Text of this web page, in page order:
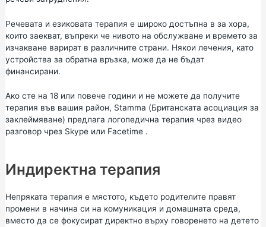
Речевата и езиковата терапия е широко достъпна в за хора,
които заекват, въпреки че нивото на обслужване и времето за
изчакване варират в различните страни. Някои лечения, като
устройства за обратна връзка, може да не бъдат
финансирани.
Ако сте на 18 или повече години и не можете да получите
терапия във вашия район, Stamma (Британската асоциация за
заклеймяване) предлага логопедична терапия чрез видео
разговор чрез Skype или Facetime.
Индиректна терапия
Непряката терапия е мястото, където родителите правят
промени в начина си на комуникация и домашната среда,
вместо да се фокусират директно върху говоренето на детето